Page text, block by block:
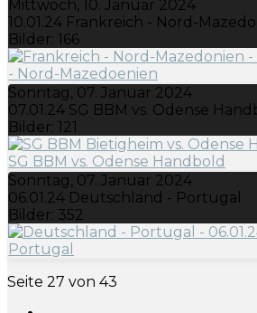
Mittwoch, 10. Januar 2024
10.01.24 Frankreich - Nord-
Bilder: 166
Sonntag, 07. Januar 2024
07.01.24 SG BBM vs. Odense
Bilder: 121
Sonntag, 07. Januar 2024
06.01.24 Deutschland - Portugal
Bilder: 352
Seite 27 von 43